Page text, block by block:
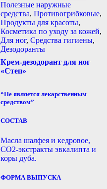
Полезные наружные
средства, Противогрибковые,
Продукты для красоты,
Косметика по уходу за кожей,
Для ног, Средства гигиены,
Дезодоранты
Крем-дезодорант для ног
«Степ»
“Не является лекарственным
средством”
СОСТАВ
Масла шалфея и кедровое,
СО2-экстракты эвкалипта и
коры дуба.
ФОРМА ВЫПУСКА